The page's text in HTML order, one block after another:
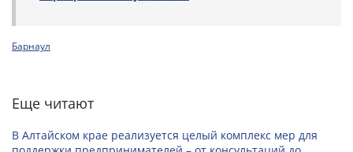
Барнаул
Еще читают
В Алтайском крае реализуется целый комплекс мер для